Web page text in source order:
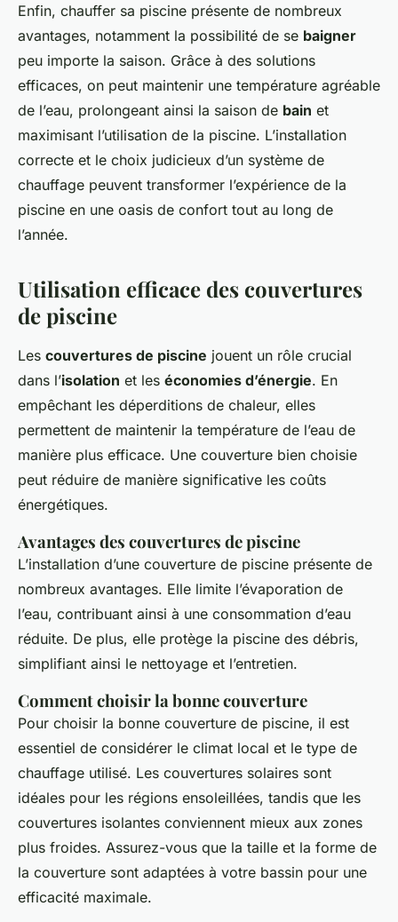
Enfin, chauffer sa piscine présente de nombreux
avantages, notamment la possibilité de se baigner
peu importe la saison. Grâce à des solutions
efficaces, on peut maintenir une température agréable
de l’eau, prolongeant ainsi la saison de bain et
maximisant l’utilisation de la piscine. L’installation
correcte et le choix judicieux d’un système de
chauffage peuvent transformer l’expérience de la
piscine en une oasis de confort tout au long de
l’année.
Utilisation efficace des couvertures
de piscine
Les couvertures de piscine jouent un rôle crucial
dans l’isolation et les économies d’énergie. En
empêchant les déperditions de chaleur, elles
permettent de maintenir la température de l’eau de
manière plus efficace. Une couverture bien choisie
peut réduire de manière significative les coûts
énergétiques.
Avantages des couvertures de piscine
L’installation d’une couverture de piscine présente de
nombreux avantages. Elle limite l’évaporation de
l’eau, contribuant ainsi à une consommation d’eau
réduite. De plus, elle protège la piscine des débris,
simplifiant ainsi le nettoyage et l’entretien.
Comment choisir la bonne couverture
Pour choisir la bonne couverture de piscine, il est
essentiel de considérer le climat local et le type de
chauffage utilisé. Les couvertures solaires sont
idéales pour les régions ensoleillées, tandis que les
couvertures isolantes conviennent mieux aux zones
plus froides. Assurez-vous que la taille et la forme de
la couverture sont adaptées à votre bassin pour une
efficacité maximale.